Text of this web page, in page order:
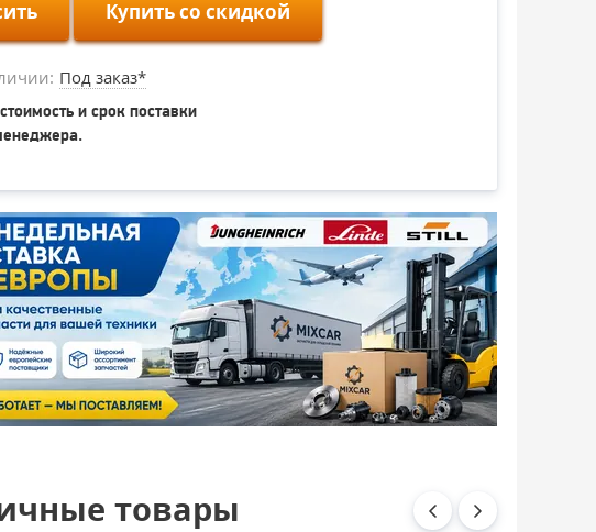
Купить со скидкой
Под заказ*
и срок поставки
товары